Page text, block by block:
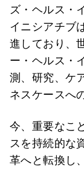
ズ・ヘルス・
イニシアチブ
進しており、
ー・ヘルス・
測、研究、ケ
ネスケースへ
今、重要なこ
スを持続的な
革へと転換し